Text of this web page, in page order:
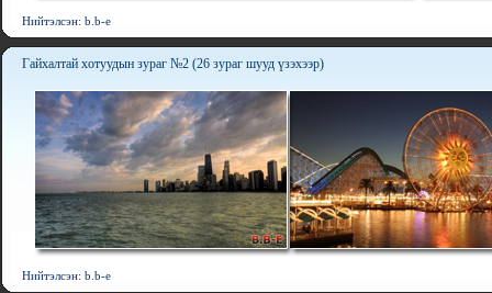
Нийтэлсэн: b.b-e
Гайхалтай хотуудын зураг №2 (26 зураг шууд үзэхээр)
Нийтэлсэн: b.b-e